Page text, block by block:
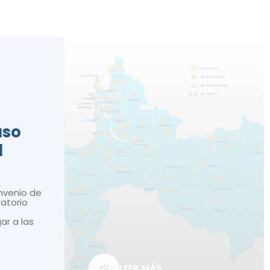
de
a las